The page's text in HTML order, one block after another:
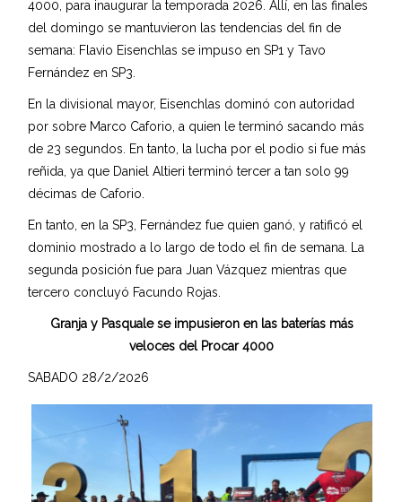
4000, para inaugurar la temporada 2026. Allí, en las finales
del domingo se mantuvieron las tendencias del fin de
semana: Flavio Eisenchlas se impuso en SP1 y Tavo
Fernández en SP3.
En la divisional mayor, Eisenchlas dominó con autoridad
por sobre Marco Caforio, a quien le terminó sacando más
de 23 segundos. En tanto, la lucha por el podio si fue más
reñida, ya que Daniel Altieri terminó tercer a tan solo 99
décimas de Caforio.
En tanto, en la SP3, Fernández fue quien ganó, y ratificó el
dominio mostrado a lo largo de todo el fin de semana. La
segunda posición fue para Juan Vázquez mientras que
tercero concluyó Facundo Rojas.
Granja y Pasquale se impusieron en las baterías más
veloces del Procar 4000
SABADO 28/2/2026